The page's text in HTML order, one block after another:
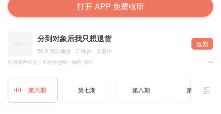
打开 APP 免费收听
分到对象后我只想退货
56.5 万次播放 · 广播剧 · 连载中
追剧
羽落有声出品｜不雅臣@烙一锅周 原作
策编：小正
第六期 第七期 第八期 第九期